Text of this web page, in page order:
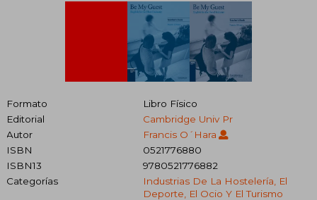
Formato
Libro Físico
Editorial
Cambridge Univ Pr
Autor
Francis O´hara
ISBN
0521776880
ISBN13
9780521776882
Categorías
Industrias De La Hostelería, El
Deporte, El Ocio Y El Turismo